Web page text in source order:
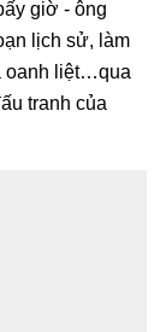
giờ - ông
lịch sử, làm
oanh liệt…qua
tranh của